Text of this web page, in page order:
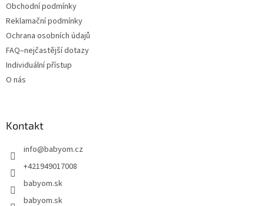
Obchodní podmínky
Reklamační podmínky
Ochrana osobních údajů
FAQ–nejčastější dotazy
Individuální přístup
O nás
Kontakt
info@babyom.cz
+421949017008
babyom.sk
babyom.sk